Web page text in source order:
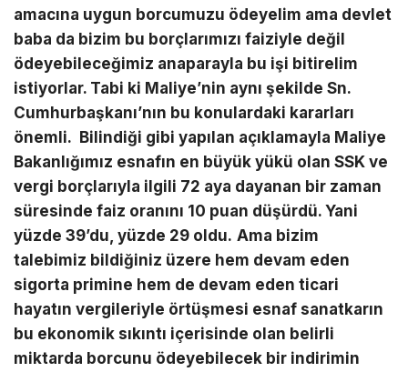
amacına uygun borcumuzu ödeyelim ama devlet
baba da bizim bu borçlarımızı faiziyle değil
ödeyebileceğimiz anaparayla bu işi bitirelim
istiyorlar. Tabi ki Maliye’nin aynı şekilde Sn.
Cumhurbaşkanı’nın bu konulardaki kararları
önemli. Bilindiği gibi yapılan açıklamayla Maliye
Bakanlığımız esnafın en büyük yükü olan SSK ve
vergi borçlarıyla ilgili 72 aya dayanan bir zaman
süresinde faiz oranını 10 puan düşürdü. Yani
yüzde 39’du, yüzde 29 oldu. Ama bizim
talebimiz bildiğiniz üzere hem devam eden
sigorta primine hem de devam eden ticari
hayatın vergileriyle örtüşmesi esnaf sanatkarın
bu ekonomik sıkıntı içerisinde olan belirli
miktarda borcunu ödeyebilecek bir indirimin